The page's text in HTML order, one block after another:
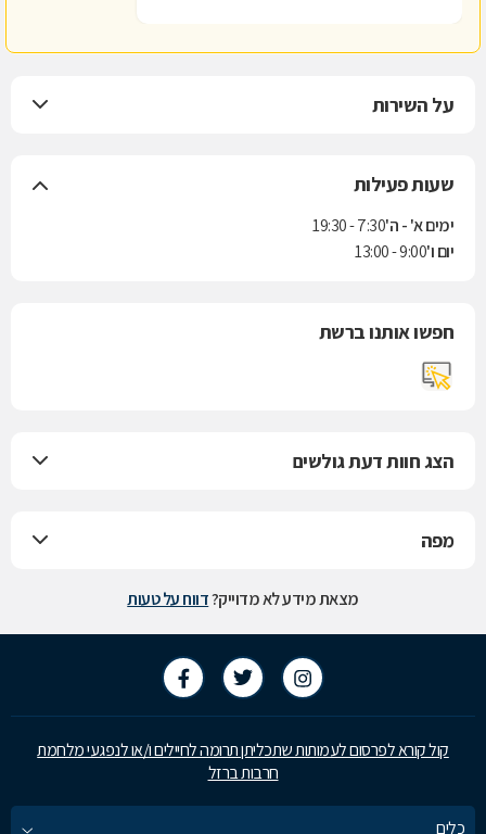
על השירות
שעות פעילות
ימים א' - ה'7:30 - 19:30
יום ו'9:00 - 13:00
חפשו אותנו ברשת
הצג חוות דעת גולשים
מפה
מצאת מידע לא מדוייק?דווח על טעות
קול קורא לפרסום לעמותות שתכליתן תרומה לחיילים ו/או לנפגעי מלחמת
חרבות ברזל
כלים